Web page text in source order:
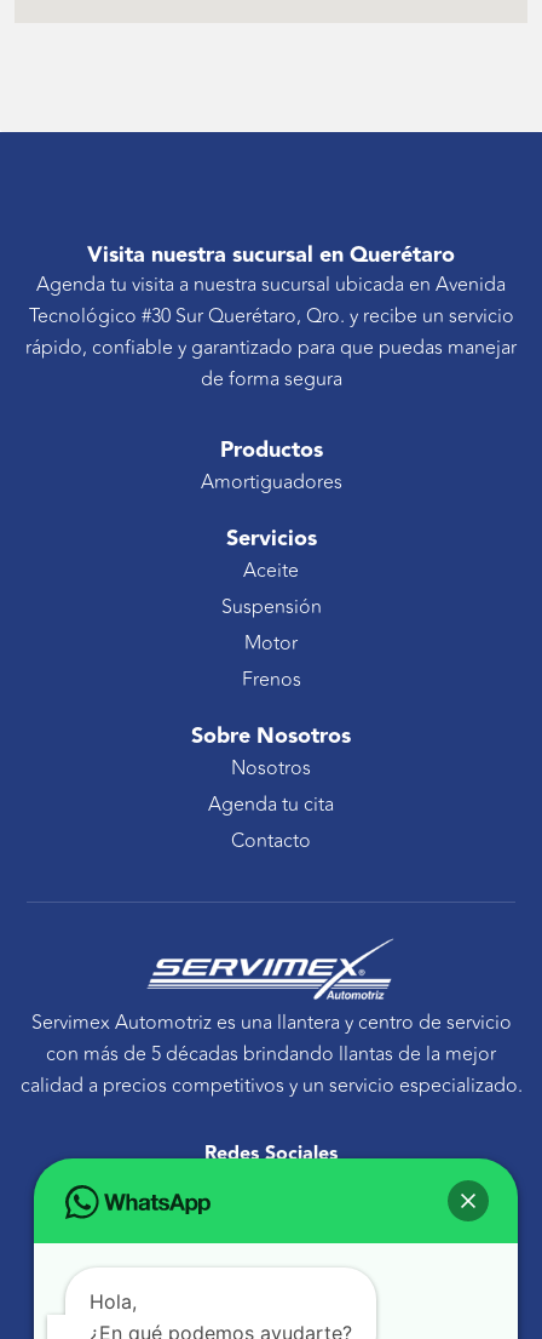
Visita nuestra sucursal en Querétaro
Agenda tu visita a nuestra sucursal ubicada en Avenida
Tecnológico #30 Sur Querétaro, Qro. y recibe un servicio
rápido, confiable y garantizado para que puedas manejar
de forma segura
Productos
Amortiguadores
Servicios
Aceite
Suspensión
Motor
Frenos
Sobre Nosotros
Nosotros
Agenda tu cita
Contacto
Servimex Automotriz es una llantera y centro de servicio
con más de 5 décadas brindando llantas de la mejor
calidad a precios competitivos y un servicio especializado.
Redes Sociales
a
c
b
o
t
e
u
b
a
g
m
Ponte en contacto
Avenida Tecnológico 30 Sur Querétaro, Qro.
atencionaclientes@servimexauto.mx
Hola,
¿En qué podemos ayudarte?